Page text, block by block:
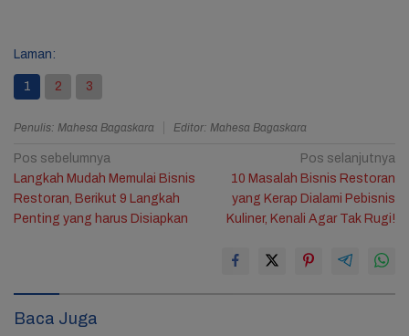
Laman:
1 2 3
Penulis: Mahesa Bagaskara Editor: Mahesa Bagaskara
Navigasi
pos
Pos sebelumnya
Langkah Mudah Memulai Bisnis
Restoran, Berikut 9 Langkah
Penting yang harus Disiapkan
Pos selanjutnya
10 Masalah Bisnis Restoran
yang Kerap Dialami Pebisnis
Kuliner, Kenali Agar Tak Rugi!
Baca Juga